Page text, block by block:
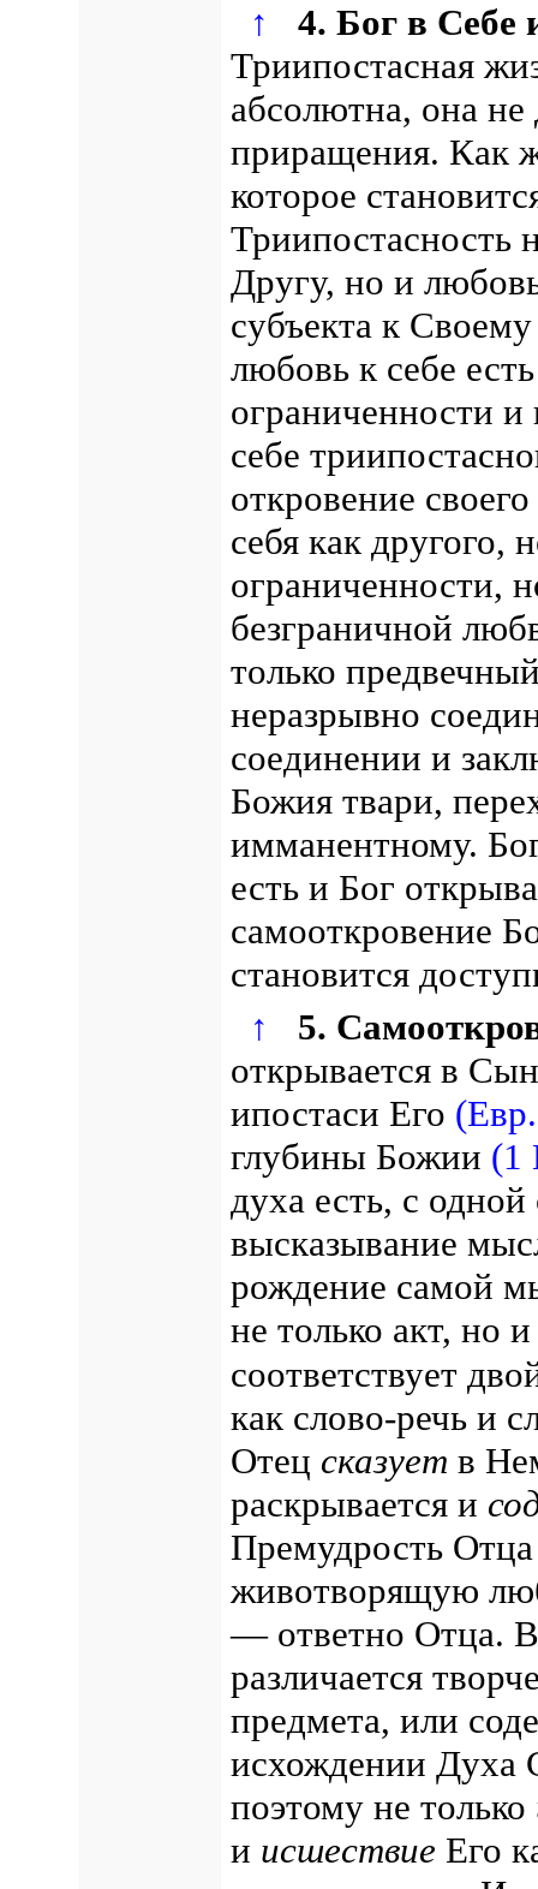
↑ 4. Бог в Себе
Триипостасная
абсолютна, она
приращения. Как
которое
Триипостасность
Другу, но и
субъекта к
любовь к себе
ограниченности и
себе
откровение
себя как другого,
ограниченности,
безграничной
только
неразрывно
соединении и
Божия твари,
имманентному.
есть и Бог
самооткровение
становится
↑ 5.
открывается в
ипостаси Его
глубины Божии (1
духа есть, с
высказывание
рождение самой
не только акт, но
соответствует
как слово-речь и
Отец сказует в
раскрывается и
Премудрость
животворящую
— ответно Отца.
различается
предмета, или
исхождении Духа
поэтому не только
и исшествие Его